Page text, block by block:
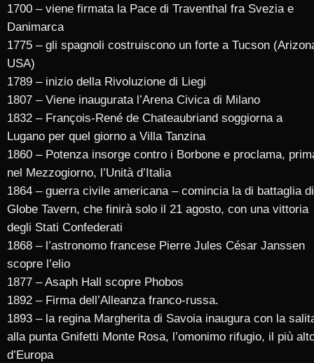
1700 – viene firmata la Pace di Traventhal fra Svezia e
Danimarca
1775 – gli spagnoli costruiscono un forte a Tucson
USA)
1789 – inizio della Rivoluzione di Liegi
1807 – Viene inaugurata l’Arena Civica di Milano
1832 – François-René de Chateaubriand soggiorna a
Lugano per quel giorno a Villa Tanzina
1860 – Potenza insorge contro i Borbone e proclama,
nel Mezzogiorno, l’Unità d’Italia
1864 – guerra civile americana – comincia la di battaglia di
Globe Tavern, che finirà solo il 21 agosto, con una vittoria
degli Stati Confederati
1868 – l’astronomo francese Pierre Jules César Janssen
scopre l’elio
1877 – Asaph Hall scopre Phobos
1892 – Firma dell’Alleanza franco-russa.
1893 – la regina Margherita di Savoia inaugura con la
alla punta Gnifetti Monte Rosa, l’omonimo rifugio, il più
d’Europa